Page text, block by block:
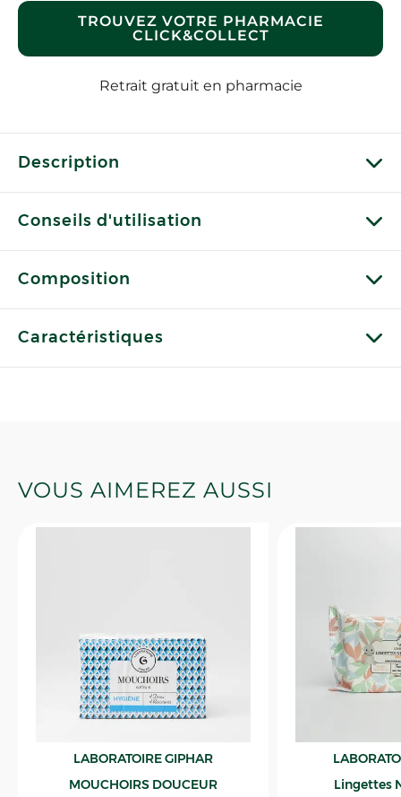
TROUVEZ VOTRE PHARMACIE
CLICK&COLLECT
Retrait gratuit en pharmacie
Description
Conseils d'utilisation
Composition
Caractéristiques
VOUS AIMEREZ AUSSI
LABORATOIRE GIPHAR
MOUCHOIRS DOUCEUR
Lingettes